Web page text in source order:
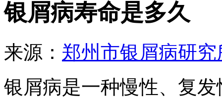
银屑病寿命是多久
来源： 郑州市银屑病研究
银屑病是一种慢性、复